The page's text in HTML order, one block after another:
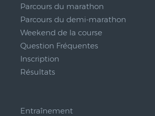
Parcours du marathon
Parcours du demi-marathon
Weekend de la course
Question Fréquentes
Inscription
Résultats
Entraînement